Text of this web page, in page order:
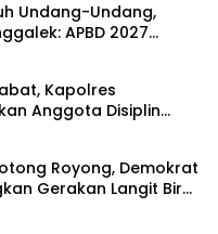
Undang-Undang,
APBD 2027
Kapolres
Anggota Disiplin
Royong, Demokrat
Gerakan Langit Biru